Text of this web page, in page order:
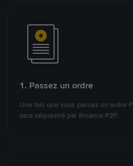
1. Passez un ordre
Une fois que vous passez un ordre
sera séquestré par Binance P2P.